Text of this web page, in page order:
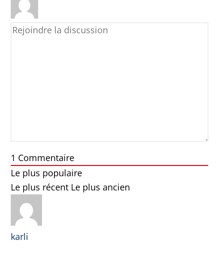
1 Commentaire
Le plus populaire
Le plus récent Le plus ancien
karli